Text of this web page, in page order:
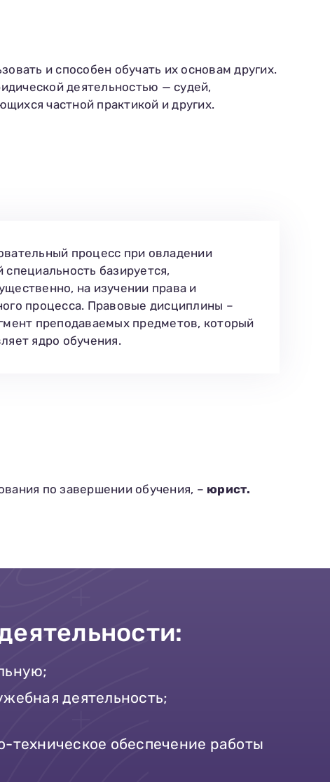
и способен обучать их основам других.
деятельностью — судей,
частной практикой и других.
процесс при овладении
специальность базируется,
на изучении права и
процесса. Правовые дисциплины –
преподаваемых предметов, который
ядро обучения.
по завершении обучения, – юрист.
деятельность;
техническое обеспечение работы